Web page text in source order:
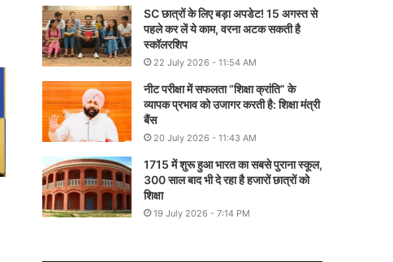
SC छात्रों के लिए बड़ा अपडेट! 15 अगस्त से
पहले कर लें ये काम, वरना अटक सकती है
स्कॉलरशिप
22 July 2026 - 11:54 AM
नीट परीक्षा में सफलता “शिक्षा क्रांति” के
व्यापक प्रभाव को उजागर करती है: शिक्षा मंत्री
बैंस
20 July 2026 - 11:43 AM
1715 में शुरू हुआ भारत का सबसे पुराना स्कूल,
300 साल बाद भी दे रहा है हजारों छात्रों को
शिक्षा
19 July 2026 - 7:14 PM